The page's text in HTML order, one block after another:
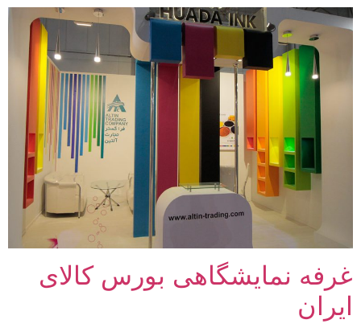
غرفه نمایشگاهی بورس کالای
ایران